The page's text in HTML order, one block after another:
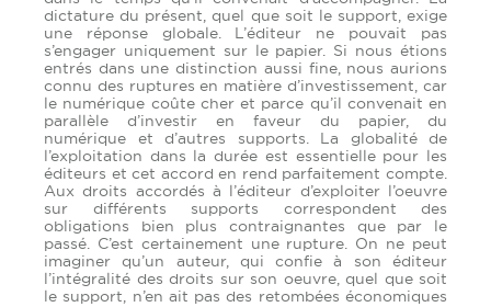
dictature du présent, quel que soit le support, exige
une réponse globale. L’éditeur ne pouvait pas
s’engager uniquement sur le papier. Si nous étions
entrés dans une distinction aussi fine, nous aurions
connu des ruptures en matière d’investissement, car
le numérique coûte cher et parce qu’il convenait en
parallèle d’investir en faveur du papier, du
numérique et d’autres supports. La globalité de
l’exploitation dans la durée est essentielle pour les
éditeurs et cet accord en rend parfaitement compte.
Aux droits accordés à l’éditeur d’exploiter l’oeuvre
sur différents supports correspondent des
obligations bien plus contraignantes que par le
passé. C’est certainement une rupture. On ne peut
imaginer qu’un auteur, qui confie à son éditeur
l’intégralité des droits sur son oeuvre, quel que soit
le support, n’en ait pas des retombées économiques